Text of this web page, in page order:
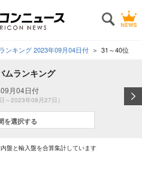
ンキング 2023年09月04日付 31～40位
ムランキング
月04日付
～2023年08月27日）
を選択する
盤と輸入盤を合算集計しています